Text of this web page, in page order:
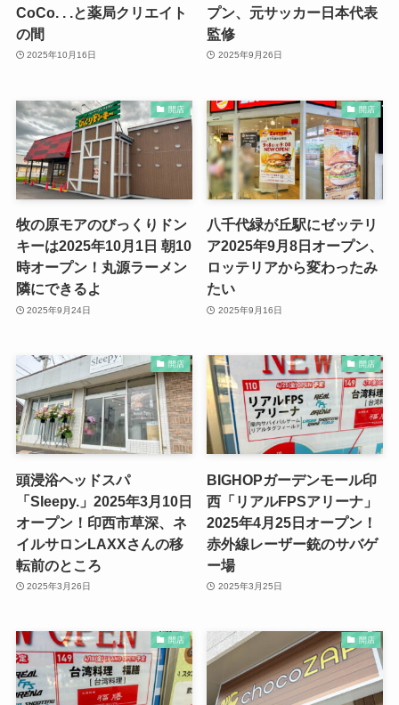
CoCo. . .と薬局クリエイト
の間
2025年10月16日
プン、元サッカー日本代表
監修
2025年9月26日
開店
牧の原モアのびっくりドン
キーは2025年10月1日 朝10
時オープン！丸源ラーメン
隣にできるよ
2025年9月24日
開店
八千代緑が丘駅にゼッテリ
ア2025年9月8日オープン、
ロッテリアから変わったみ
たい
2025年9月16日
開店
頭浸浴ヘッドスパ
「Sleepy.」2025年3月10日
オープン！印西市草深、ネ
イルサロンLAXXさんの移
転前のところ
2025年3月26日
開店
BIGHOPガーデンモール印
西「リアルFPSアリーナ」
2025年4月25日オープン！
赤外線レーザー銃のサバゲ
ー場
2025年3月25日
開店 開店